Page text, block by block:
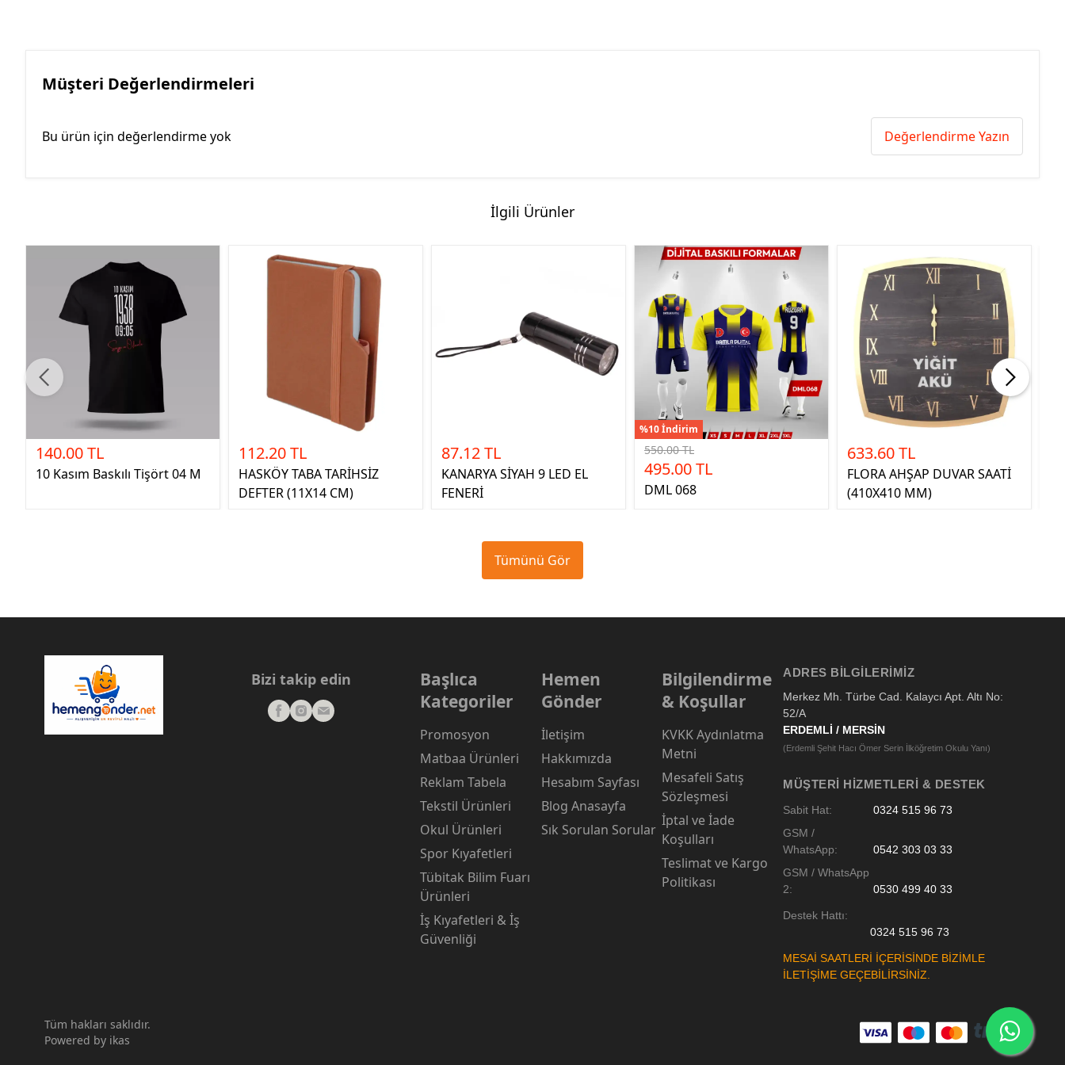
Müşteri Değerlendirmeleri
Bu ürün için değerlendirme yok Değerlendirme Yazın
İlgili Ürünler
140.00 TL
10 Kasım Baskılı Tişört 04 M
112.20 TL
HASKÖY TABA TARİHSİZ
DEFTER (11X14 CM)
87.12 TL
KANARYA SİYAH 9 LED EL
FENERİ
%10 İndirim
550.00 TL
495.00 TL
DML 068
633.60 TL
FLORA AHŞAP DUVAR SAATİ
(410X410 MM)
Tümünü Gör
Bizi takip edin
Başlıca
Kategoriler
Promosyon
Matbaa Ürünleri
Reklam Tabela
Tekstil Ürünleri
Okul Ürünleri
Spor Kıyafetleri
Tübitak Bilim Fuarı
Ürünleri
İş Kıyafetleri & İş
Güvenliği
Hemen
Gönder
İletişim
Hakkımızda
Hesabım Sayfası
Blog Anasayfa
Sık Sorulan Sorular
Bilgilendirme
& Koşullar
KVKK Aydınlatma
Metni
Mesafeli Satış
Sözleşmesi
İptal ve İade
Koşulları
Teslimat ve Kargo
Politikası
ADRES BILGILERIMIZ
Merkez Mh. Türbe Cad. Kalaycı Apt. Altı No:
52/A
ERDEMLİ / MERSİN
(Erdemli Şehit Hacı Ömer Serin İlköğretim Okulu Yanı)
MÜŞTERI HIZMETLERI & DESTEK
Sabit Hat:
0324 515 96 73
GSM /
WhatsApp:
0542 303 03 33
GSM / WhatsApp
2:
0530 499 40 33
Destek Hattı:
0324 515 96 73
MESAİ SAATLERİ İÇERİSİNDE BİZİMLE
İLETİŞİME GEÇEBİLİRSİNİZ.
Tüm hakları saklıdır.
Powered by ikas